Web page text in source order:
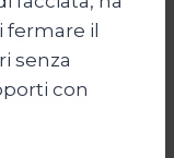
fermare il
senza
con